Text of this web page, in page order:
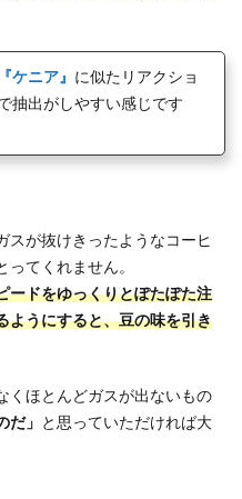
ケニア』 に似たリアクショ
抽出がしやすい感じです
スが抜けきったようなコーヒ
てくれません。
ードをゆっくりとぽたぽた注
ようにすると、豆の味を引き
くほとんどガスが出ないもの
だ」 と思っていただければ大